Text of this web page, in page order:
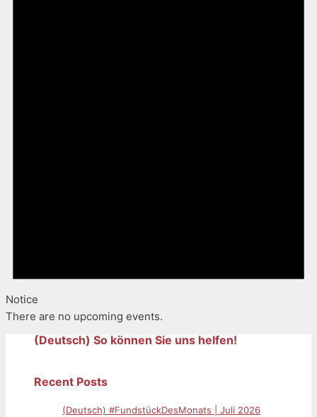
Notice
There are no upcoming events.
(Deutsch) So können Sie uns helfen!
Recent Posts
(Deutsch) #FundstückDesMonats | Juli 2026